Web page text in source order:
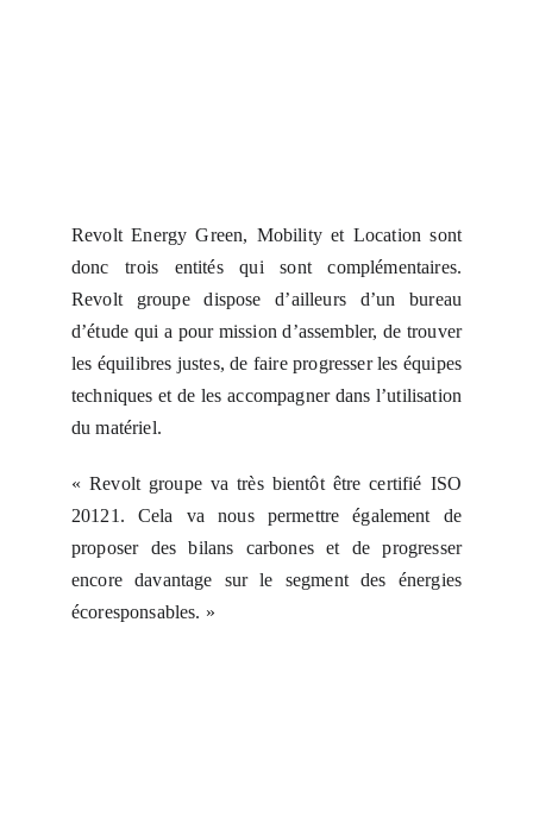
Revolt Energy Green, Mobility et Location sont
donc trois entités qui sont complémentaires.
Revolt groupe dispose d’ailleurs d’un bureau
d’étude qui a pour mission d’assembler, de trouver
les équilibres justes, de faire progresser les équipes
techniques et de les accompagner dans l’utilisation
du matériel.
« Revolt groupe va très bientôt être certifié ISO
20121. Cela va nous permettre également de
proposer des bilans carbones et de progresser
encore davantage sur le segment des énergies
écoresponsables. »